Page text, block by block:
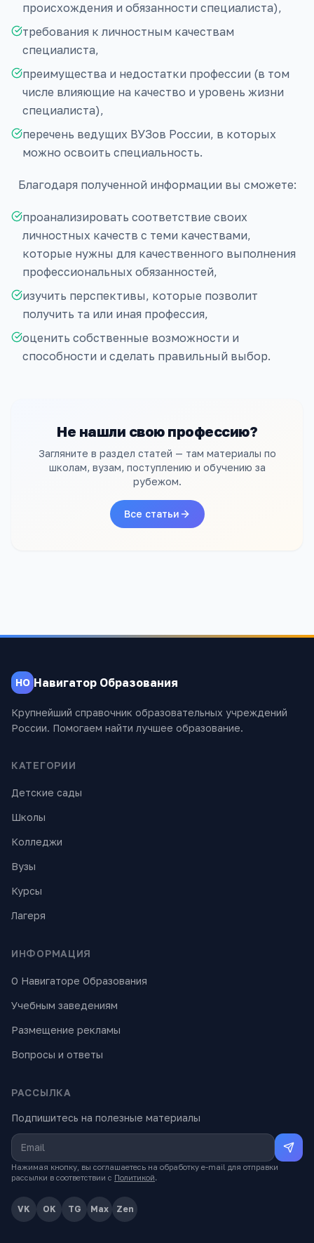
происхождения и обязанности специалиста),
требования к личностным качествам
специалиста,
преимущества и недостатки профессии (в том
числе влияющие на качество и уровень жизни
специалиста),
перечень ведущих ВУЗов России, в которых
можно освоить специальность.
Благодаря полученной информации вы сможете:
проанализировать соответствие своих
личностных качеств с теми качествами,
которые нужны для качественного выполнения
профессиональных обязанностей,
изучить перспективы, которые позволит
получить та или иная профессия,
оценить собственные возможности и
способности и сделать правильный выбор.
Не нашли свою профессию?
Загляните в раздел статей — там материалы по
школам, вузам, поступлению и обучению за
рубежом.
Все статьи
НО Навигатор Образования
Крупнейший справочник образовательных учреждений
России. Помогаем найти лучшее образование.
КАТЕГОРИИ
Детские сады
Школы
Колледжи
Вузы
Курсы
Лагеря
ИНФОРМАЦИЯ
О Навигаторе Образования
Учебным заведениям
Размещение рекламы
Вопросы и ответы
РАССЫЛКА
Подпишитесь на полезные материалы
Нажимая кнопку, вы соглашаетесь на обработку e-mail для отправки
рассылки в соответствии с Политикой.
VK OK TG Max Zen